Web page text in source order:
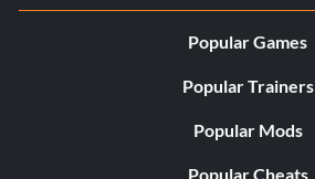
Popular Games
Popular Trainers
Popular Mods
Popular Cheats